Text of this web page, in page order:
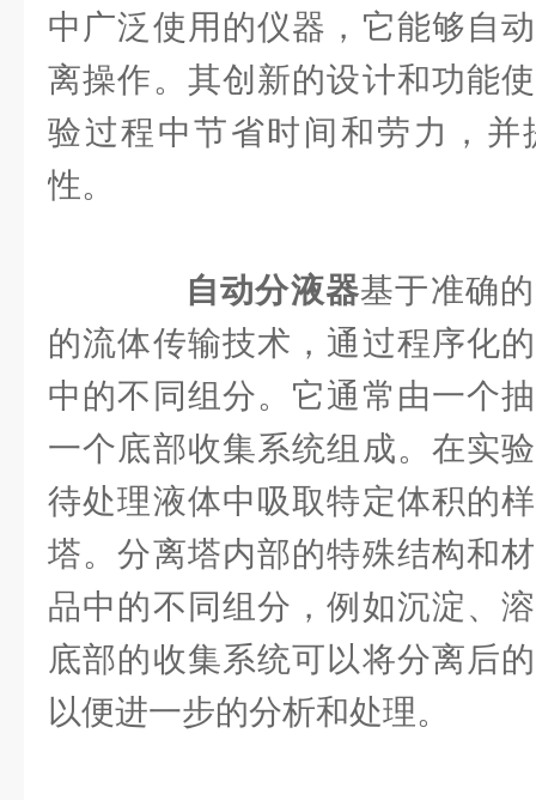
中广泛使用的仪器，它能够自
离操作。其创新的设计和功能
验过程中节省时间和劳力，并
性。
自动分液器基于准确
的流体传输技术，通过程序化
中的不同组分。它通常由一个
一个底部收集系统组成。在实
待处理液体中吸取特定体积的
塔。分离塔内部的特殊结构和
品中的不同组分，例如沉淀、
底部的收集系统可以将分离后
以便进一步的分析和处理。